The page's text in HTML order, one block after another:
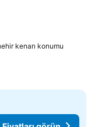
ekle
kenarı konumu